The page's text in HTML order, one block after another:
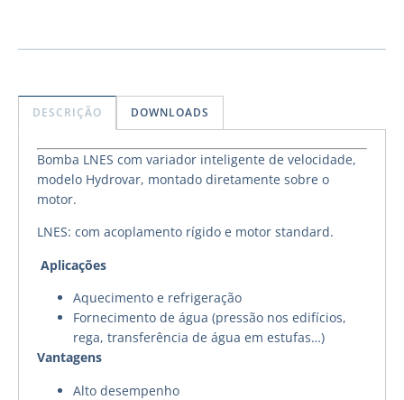
DESCRIÇÃO DOWNLOADS
Bomba LNES com variador inteligente de velocidade,
modelo Hydrovar, montado diretamente sobre o
motor.
LNES: com acoplamento rígido e motor standard.
Aplicações
Aquecimento e refrigeração
Fornecimento de água (pressão nos edifícios,
rega, transferência de água em estufas…)
Vantagens
Alto desempenho